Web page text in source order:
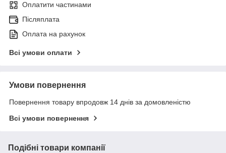
Оплатити частинами
Післяплата
Оплата на рахунок
Всі умови оплати
Умови повернення
Повернення товару впродовж 14 днів за домовленістю
Всі умови повернення
Подібні товари компанії